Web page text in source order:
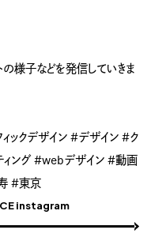
の様子などを発信していきま
ックデザイン #デザイン #ク
ィング #webデザイン #動画
#東京
instagram